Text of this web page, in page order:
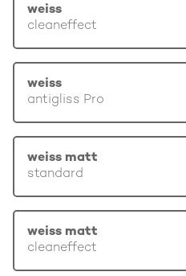
weiss
cleaneffect
weiss
antigliss Pro
weiss matt
standard
weiss matt
cleaneffect